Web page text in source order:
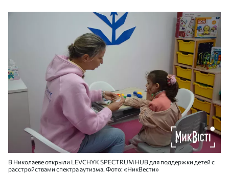
В Николаеве открыли LEVCHYK SPECTRUM HUB для поддержки детей с
расстройствами спектра аутизма. Фото: «НикВести»